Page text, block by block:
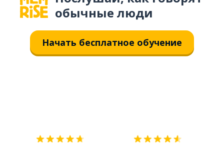
обычные люди
Начать бесплатное обучение